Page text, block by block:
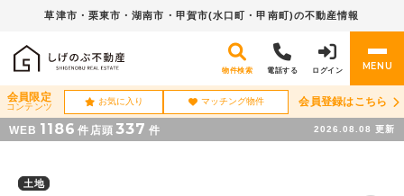
草津市・栗東市・湖南市・ 甲賀市(水口町・甲南町)の不動産情報
物件検索 電話する ログイン MENU
会員限定
コンテンツ
お気に入り マッチング物件 会員登録はこちら
WEB 1186 件 店頭 337 件 2026.08.08 更新
土地